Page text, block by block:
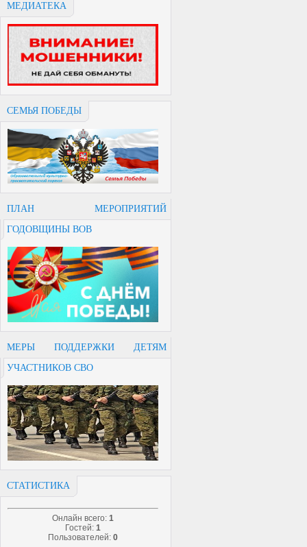
МЕДИАТЕКА
СЕМЬЯ ПОБЕДЫ
ПЛАН МЕРОПРИЯТИЙ
ГОДОВЩИНЫ ВОВ
МЕРЫ ПОДДЕРЖКИ ДЕТЯМ
УЧАСТНИКОВ СВО
СТАТИСТИКА
Онлайн всего: 1
Гостей: 1
Пользователей: 0